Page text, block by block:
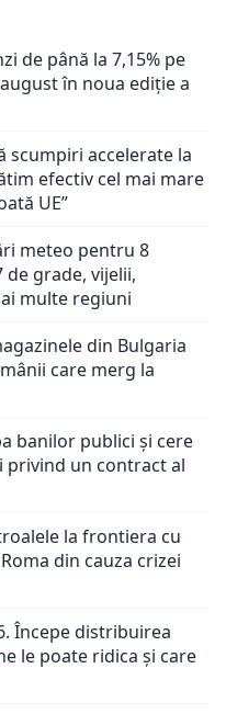
de până la 7,15% pe
în noua ediție a
scumpiri accelerate la
efectiv cel mai mare
UE”
meteo pentru 8
de grade, vijelii,
multe regiuni
din Bulgaria
care merg la
banilor publici și cere
privind un contract al
la frontiera cu
din cauza crizei
Începe distribuirea
le poate ridica și care